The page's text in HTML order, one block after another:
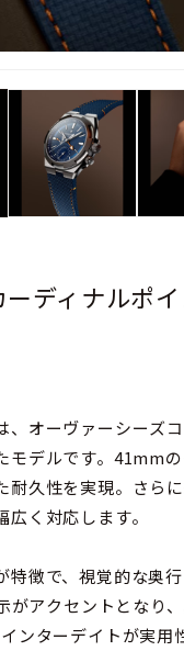
ディナルポ
オーヴァーシーズ
モデルです。41mm
耐久性を実現。さら
く対応します。
徴で、視覚的な奥
アクセントとなり
ンターデイトが実用